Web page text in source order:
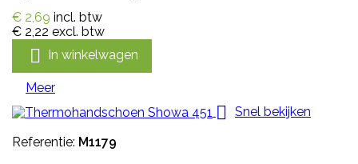
€ 2,69 incl. btw
€ 2,22 excl. btw
 In winkelwagen
Meer
 Snel bekijken
Referentie: M1179